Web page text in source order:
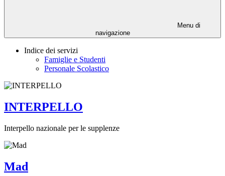
Menu di
navigazione
Indice dei servizi
Famiglie e Studenti
Personale Scolastico
INTERPELLO
Interpello nazionale per le supplenze
Mad